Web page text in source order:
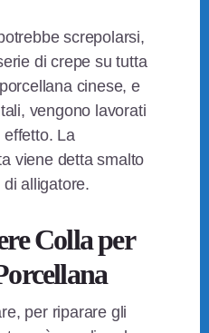
screpolarsi,
di crepe su tutta
cinese, e
vengono lavorati
effetto. La
viene detta smalto
alligatore.
Colla per
per riparare gli